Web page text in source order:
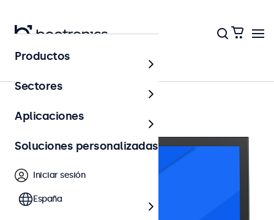
Productos
Sectores
Aplicaciones
Soluciones personalizadas
Iniciar sesión
España